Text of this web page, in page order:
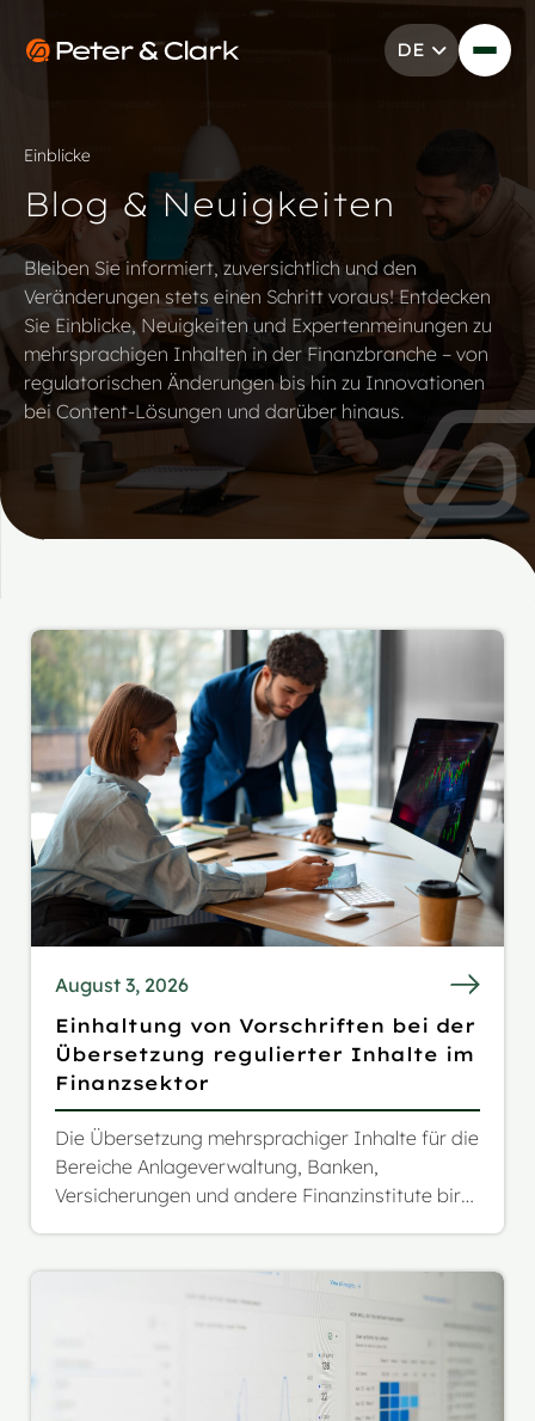
DE
Einblicke
Blog & Neuigkeiten
Bleiben Sie informiert, zuversichtlich und den
Veränderungen stets einen Schritt voraus! Entdecken
Sie Einblicke, Neuigkeiten und Expertenmeinungen zu
mehrsprachigen Inhalten in der Finanzbranche – von
regulatorischen Änderungen bis hin zu Innovationen
bei Content-Lösungen und darüber hinaus.
August 3, 2026
Einhaltung von Vorschriften bei der
Übersetzung regulierter Inhalte im
Finanzsektor
Die Übersetzung mehrsprachiger Inhalte für die
Bereiche Anlageverwaltung, Banken,
Versicherungen und andere Finanzinstitute birgt
einfache Wort-für-Wort-Übersetzung hinaus,
da sie verschiedene Aspekte umfasst: von
prüfbaren Workflows über Datensicherheit bis
hin zur Einhaltung verschiedener Vorschriften.